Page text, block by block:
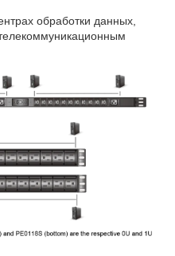
обработки данных,